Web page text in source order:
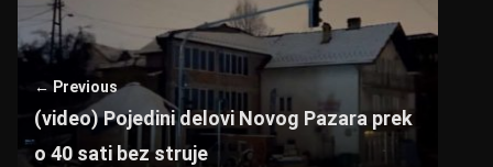
A
p
p
b
o
o
k
← Previous
(video) Pojedini delovi Novog Pazara prek
o 40 sati bez struje